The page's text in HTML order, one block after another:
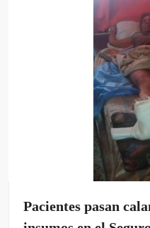
Pacientes pasan